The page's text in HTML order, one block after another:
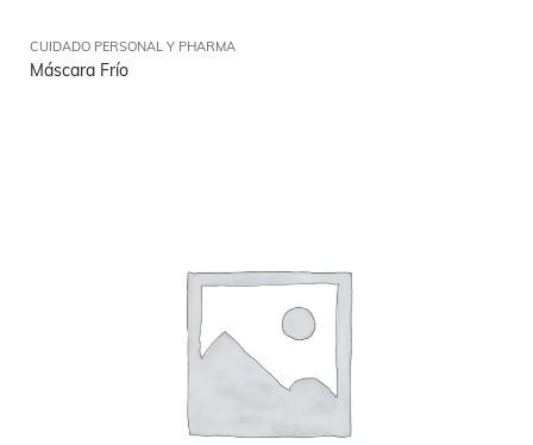
CUIDADO PERSONAL Y PHARMA
Máscara Frío